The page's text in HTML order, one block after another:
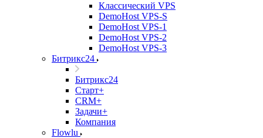
Классический VPS
DemoHost VPS-S
DemoHost VPS-1
DemoHost VPS-2
DemoHost VPS-3
Битрикс24
Битрикс24
Старт+
CRM+
Задачи+
Компания
Flowlu